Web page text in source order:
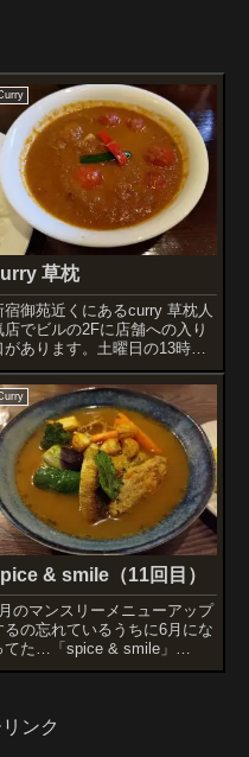
草枕
宿御苑近くにあるcurry 草枕人
店でビルの2Fに店舗への入り
があります。土曜日の13時過
たくらいでしたが、階段に行
が出来ていました。30分程並
、席に案内されました。注文
たのは、トマトチキンライス
通辛さはおすすめの3番プチ
...
& smile（11回目）
のマンスリーメニューアップ
るの忘れているうちに6月にな
てた…「spice & smile」
Instagram、食べログ）ラムの
（大辛）ライスの量は、中ト
ンク